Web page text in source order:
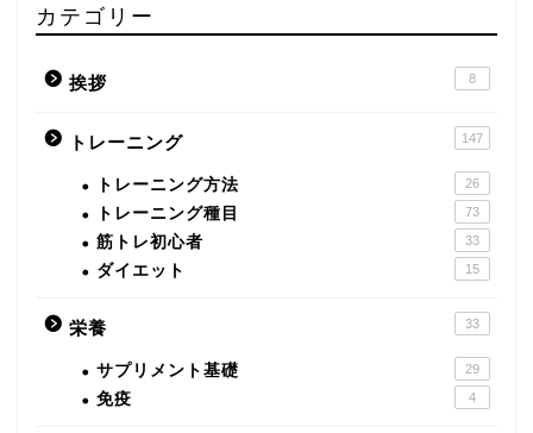
カテゴリー
挨拶 8
トレーニング 147
トレーニング方法 26
トレーニング種目 73
筋トレ初心者 33
ダイエット 15
栄養 33
サプリメント基礎 29
免疫 4